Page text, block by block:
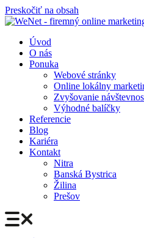
Preskočiť na obsah
Úvod
O nás
Ponuka
Webové stránky
Online lokálny
Zvyšovanie
Výhodné balíčky
Referencie
Blog
Kariéra
Kontakt
Nitra
Banská Bystrica
Žilina
Prešov